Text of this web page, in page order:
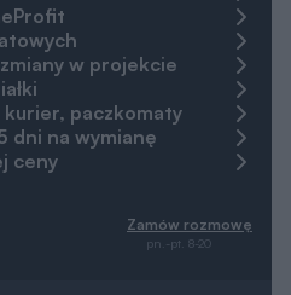
w projekcie
paczkomaty
dni na wymianę
ceny
Zamów rozmowę
pn.-pt. 8-20